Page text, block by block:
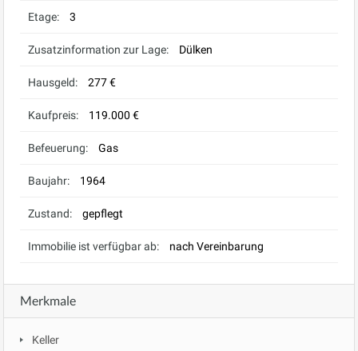
Etage: 3
Zusatzinformation zur Lage: Dülken
Hausgeld: 277 €
Kaufpreis: 119.000 €
Befeuerung: Gas
Baujahr: 1964
Zustand: gepflegt
Immobilie ist verfügbar ab: nach Vereinbarung
Merkmale
Keller